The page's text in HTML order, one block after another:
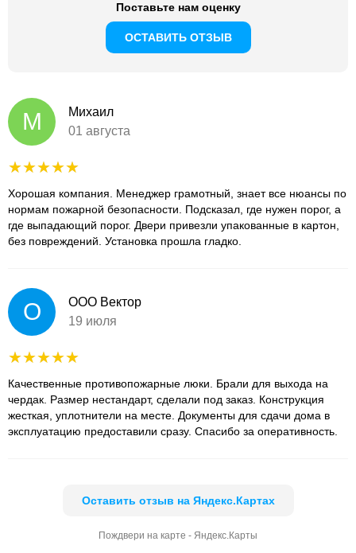
Поставьте нам оценку
ОСТАВИТЬ ОТЗЫВ
М
Михаил
01 августа
Хорошая компания. Менеджер грамотный, знает все нюансы по
нормам пожарной безопасности. Подсказал, где нужен порог, а
где выпадающий порог. Двери привезли упакованные в картон,
без повреждений. Установка прошла гладко.
О
ООО Вектор
19 июля
Качественные противопожарные люки. Брали для выхода на
чердак. Размер нестандарт, сделали под заказ. Конструкция
жесткая, уплотнители на месте. Документы для сдачи дома в
эксплуатацию предоставили сразу. Спасибо за оперативность.
Оставить отзыв на Яндекс.Картах
Пождвери на карте - Яндекс.Карты